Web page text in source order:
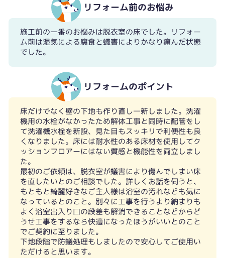
リフォーム前のお悩み
施工前の一番のお悩みは脱衣室の床でした。リフォー
ム前は湿気による腐食と蟻害によりかなり痛んだ状態
でした。
リフォームのポイント
床だけでなく壁の下地も作り直し一新しました。洗濯
機用の水栓がなかったため解体工事と同時に配管をし
て洗濯機水栓を新設、見た目もスッキリで利便性も良
くなりました。床には耐水性のある床材を使用してク
ッションフロアーにはない質感と機能性を両立しまし
た。
最初のご依頼は、脱衣室が蟻害により傷んでしまい床
を直したいとのご相談でした。詳しくお話を伺うと、
もともと綺麗好きなご主人様は浴室の汚れなども気に
なっているとのこと。別々に工事を行うより納まりも
よく浴室出入り口の段差も解消できることなどからど
うせ工事をするなら快適になったほうがいいとのこと
でご契約に至りました。
下地段階で防蟻処理もしましたので安心してご使用い
ただけると思います。